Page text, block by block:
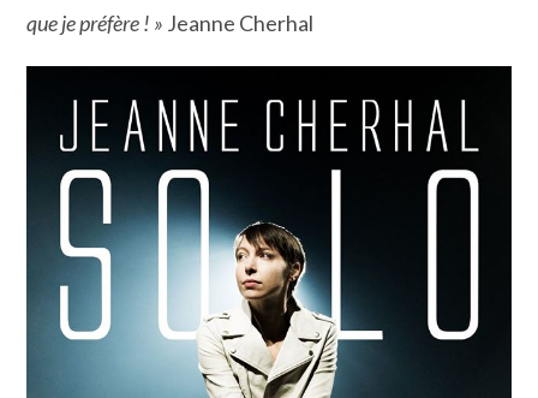
que je préfère ! » Jeanne Cherhal